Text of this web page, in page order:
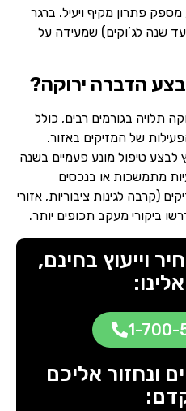
מספק פתרון מקיף ויעיל. ברגר
שנה לג’וקים) שמעידה על
הדברה ירוקה?
תלויה בגורמים רבים, כולל
של המזיקים באזור.
לבצע טיפול מונע פעמיים בשנה
מתמשכות או בנכסים
(קרבה לגינות ציבוריות, אזורי
ביקורי מעקב תכופים יותר.
וייעוץ בחינם,
1-700-
ונחזור אליכם